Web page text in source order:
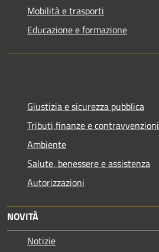
Mobilità e trasporti
Educazione e formazione
Giustizia e sicurezza pubblica
Tributi,finanze e contravvenzioni
Ambiente
Salute, benessere e assistenza
Autorizzazioni
NOVITÀ
Notizie